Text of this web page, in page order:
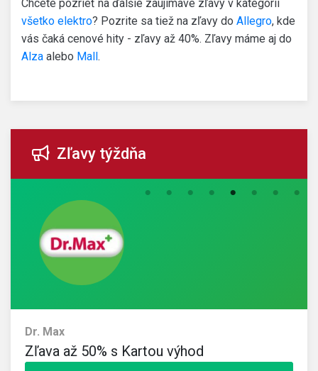
Chcete pozrieť na ďalšie zaujímavé zľavy v kategórii
všetko elektro? Pozrite sa tiež na zľavy do Allegro, kde
vás čaká cenové hity - zľavy až 40%. Zľavy máme aj do
Alza alebo Mall .
Zľavy týždňa
Dr. Max
Zľava až 50% s Kartou výhod